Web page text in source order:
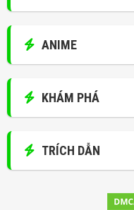
ANIME
KHÁM PHÁ
TRÍCH DẪN